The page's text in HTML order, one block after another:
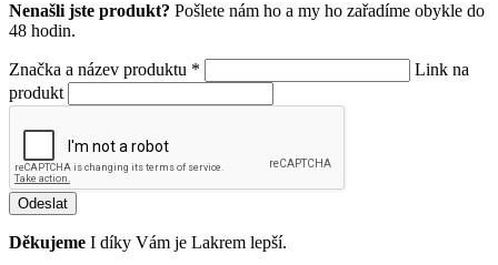
Nenašli jste produkt? Pošlete nám ho a my ho zařadíme obykle do
48 hodin.
Značka a název produktu *
Link na
produkt
Odeslat
Děkujeme I díky Vám je Lakrem lepší.